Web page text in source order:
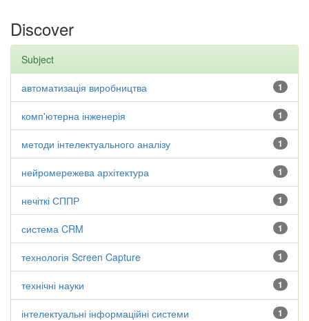
Discover
Subject
1
автоматизація виробництва
1
комп'ютерна інженерія
1
методи інтелектуального аналізу
1
нейромережева архітектура
1
нечіткі СППР
1
система CRM
1
технологія Screen Capture
1
технічні науки
1
інтелектуальні інформаційні системи